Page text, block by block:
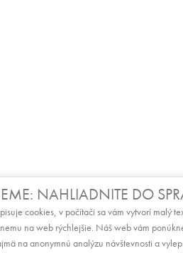
NAHLIADNITE DO
cookies, v počítači sa vám vytvorí malý
na web rýchlejšie. Náš web vám
na anonymnú analýzu návštevnosti a